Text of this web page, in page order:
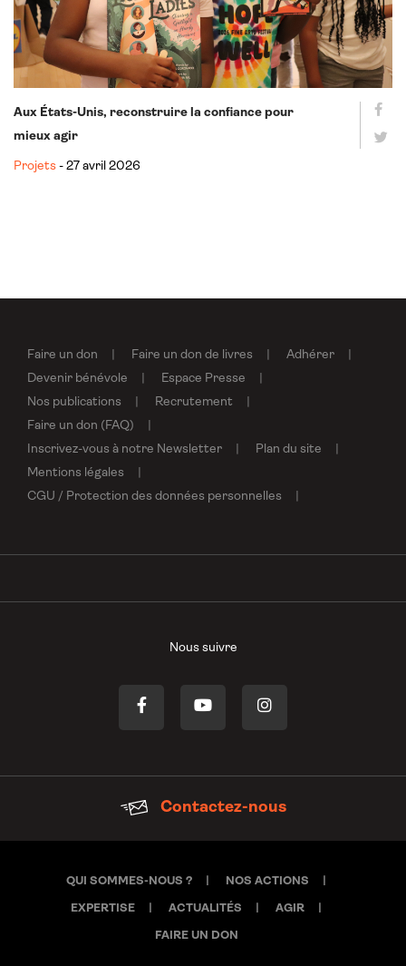
Aux États-Unis, reconstruire la confiance pour
mieux agir
Projets - 27 avril 2026
Faire un don Faire un don de livres
Adhérer
Devenir bénévole
Espace Presse
Nos publications
Recrutement
Faire un don (FAQ)
Inscrivez-vous à notre Newsletter
Plan du site
Mentions légales
CGU / Protection des données personnelles
Nous suivre
Contactez-nous
QUI SOMMES-NOUS ? NOS ACTIONS
EXPERTISE ACTUALITÉS AGIR
FAIRE UN DON